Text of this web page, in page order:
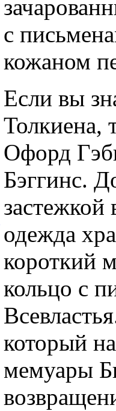
с
кожаном
Если вы
Толкиена,
Офорд
Бэггинс.
одежда
короткий
кольцо с
который
мемуары